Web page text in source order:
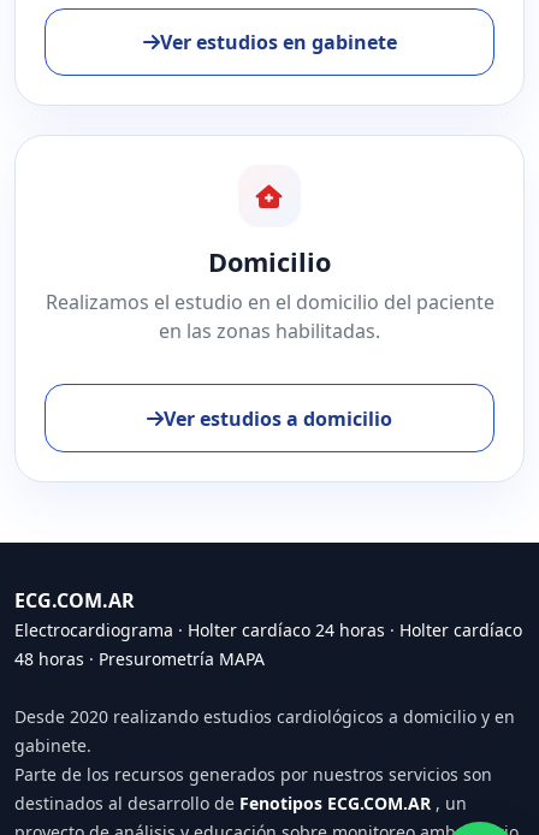
Ver estudios en gabinete
Domicilio
Realizamos el estudio en el domicilio del paciente
en las zonas habilitadas.
Ver estudios a domicilio
ECG.COM.AR
Electrocardiograma · Holter cardíaco 24 horas · Holter cardíaco
48 horas · Presurometría MAPA
Desde 2020 realizando estudios cardiológicos a domicilio y en
gabinete.
Parte de los recursos generados por nuestros servicios son
destinados al desarrollo de Fenotipos ECG.COM.AR , un